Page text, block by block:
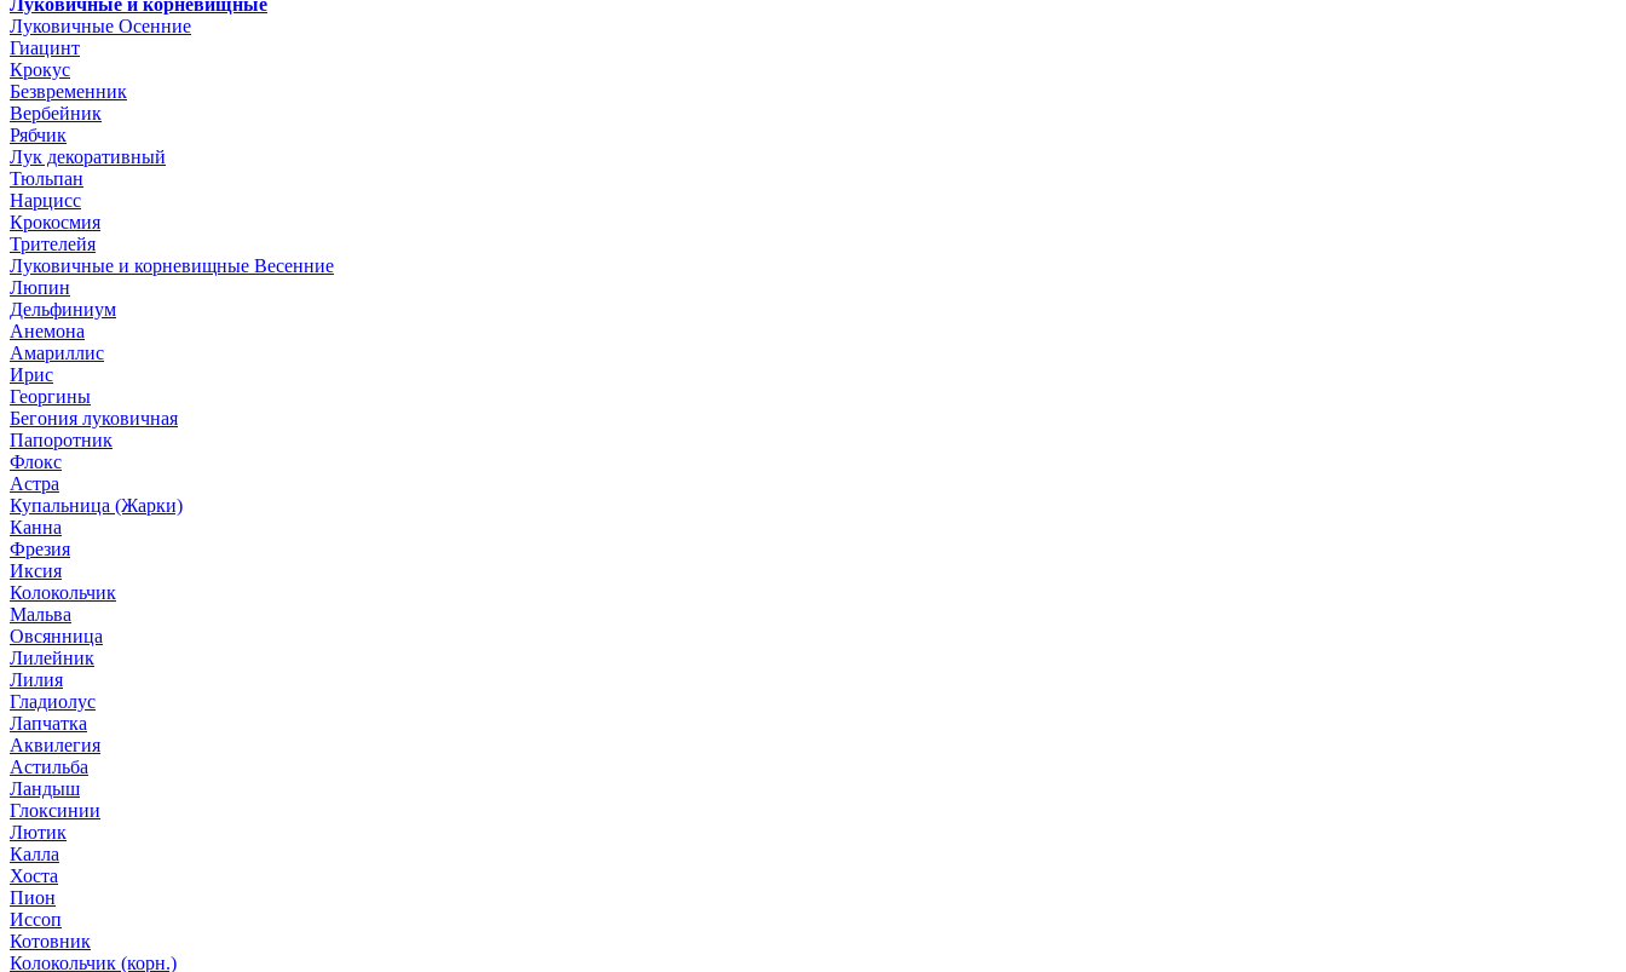
Луковичные и корневищные
Луковичные Осенние
Гиацинт
Крокус
Безвременник
Вербейник
Рябчик
Лук декоративный
Тюльпан
Нарцисс
Крокосмия
Трителейя
Луковичные и корневищные Весенние
Люпин
Дельфиниум
Анемона
Амариллис
Ирис
Георгины
Бегония луковичная
Папоротник
Флокс
Астра
Купальница (Жарки)
Канна
Фрезия
Иксия
Колокольчик
Мальва
Овсянница
Лилейник
Лилия
Гладиолус
Лапчатка
Аквилегия
Астильба
Ландыш
Глоксинии
Лютик
Калла
Хоста
Пион
Иссоп
Котовник
Колокольчик (корн.)